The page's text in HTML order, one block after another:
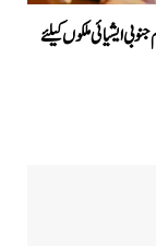
ایشیائی ملکوں کیلئے